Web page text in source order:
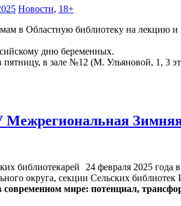
Новости, 18+
в Областную библиотеку на лекцию
дню беременных.
пятницу, в зале №12 (М. Ульяновой, 1, 3
Межрегиональная
24 февраля 2025 года
округа, секции Сельских
мире: потенциал,